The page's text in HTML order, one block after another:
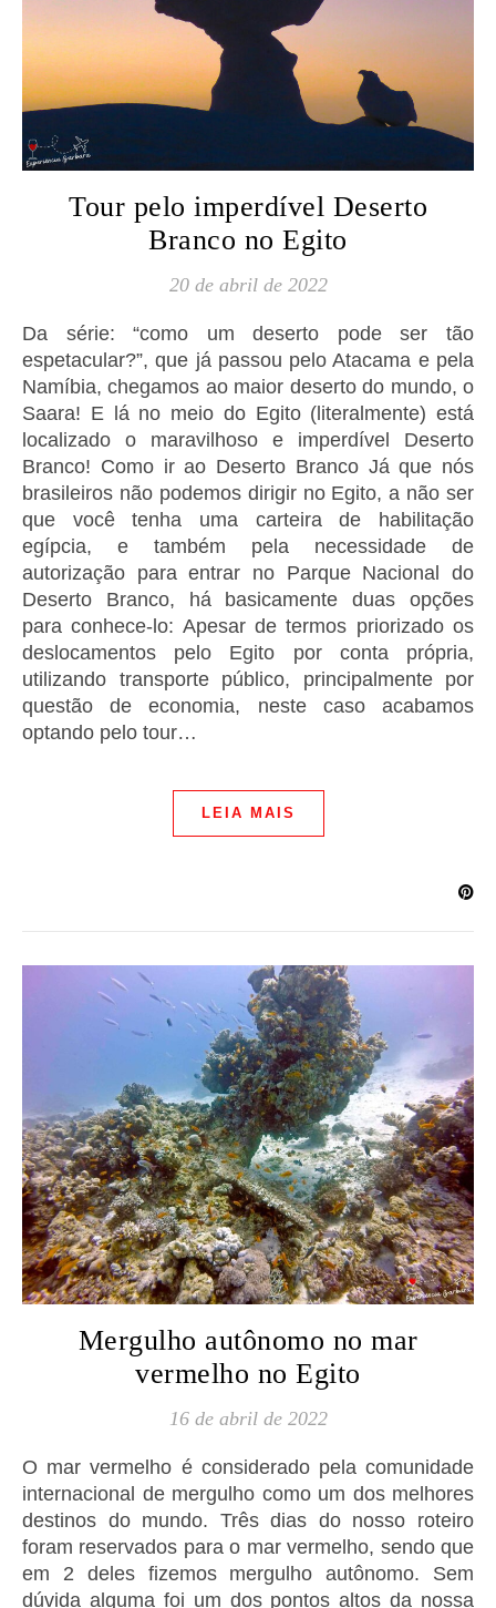
Tour pelo imperdível Deserto
Branco no Egito
20 de abril de 2022
Da série: “como um deserto pode ser tão
espetacular?”, que já passou pelo Atacama e pela
Namíbia, chegamos ao maior deserto do mundo, o
Saara! E lá no meio do Egito (literalmente) está
localizado o maravilhoso e imperdível Deserto
Branco! Como ir ao Deserto Branco Já que nós
brasileiros não podemos dirigir no Egito, a não ser
que você tenha uma carteira de habilitação
egípcia, e também pela necessidade de
autorização para entrar no Parque Nacional do
Deserto Branco, há basicamente duas opções
para conhece-lo: Apesar de termos priorizado os
deslocamentos pelo Egito por conta própria,
utilizando transporte público, principalmente por
questão de economia, neste caso acabamos
optando pelo tour…
LEIA MAIS
Mergulho autônomo no mar
vermelho no Egito
16 de abril de 2022
O mar vermelho é considerado pela comunidade
internacional de mergulho como um dos melhores
destinos do mundo. Três dias do nosso roteiro
foram reservados para o mar vermelho, sendo que
em 2 deles fizemos mergulho autônomo. Sem
dúvida alguma foi um dos pontos altos da nossa